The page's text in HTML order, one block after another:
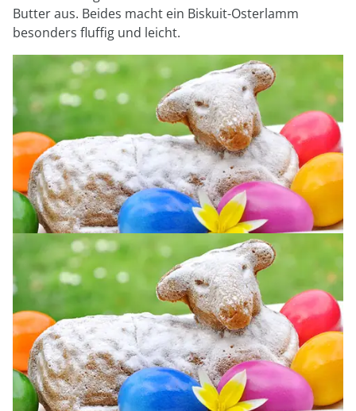
Butter aus. Beides macht ein Biskuit-Osterlamm
besonders fluffig und leicht.